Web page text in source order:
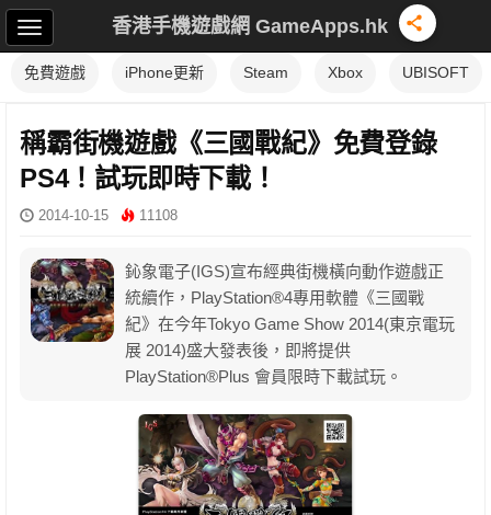
香港手機遊戲網 GameApps.hk
免費遊戲 iPhone更新 Steam Xbox UBISOFT
稱霸街機遊戲《三國戰紀》免費登錄
PS4！試玩即時下載！
2014-10-15 11108
鈊象電子(IGS)宣布經典街機橫向動作遊戲正
統續作，PlayStation®4專用軟體《三國戰
紀》在今年Tokyo Game Show 2014(東京電玩
展 2014)盛大發表後，即將提供
PlayStation®Plus 會員限時下載試玩。